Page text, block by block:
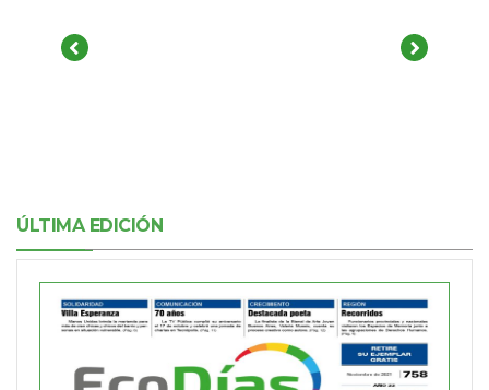
ÚLTIMA EDICIÓN